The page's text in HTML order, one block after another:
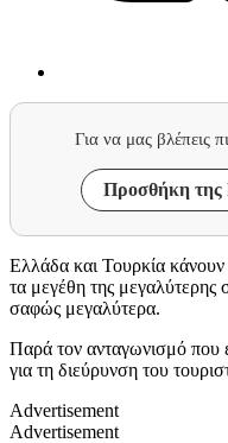
Για να μας βλέπεις
Προσθήκη της
Ελλάδα και Τουρκία
τα μεγέθη της μεγαλύτερης
σαφώς μεγαλύτερα.
Παρά τον ανταγωνισμό που
για τη διεύρυνση του
Advertisement
Advertisement